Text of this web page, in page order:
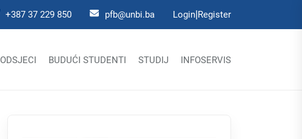
+387 37 229 850 pfb@unbi.ba Login|Register
ODSJECI BUDUĆI STUDENTI STUDIJ INFOSERVIS